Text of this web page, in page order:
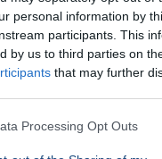
personal information by
participants. This
by us to third parties on
that may further
Processing Opt Outs
nő. Kovács Károly
7.
Paksnál, de az
a kapacitás